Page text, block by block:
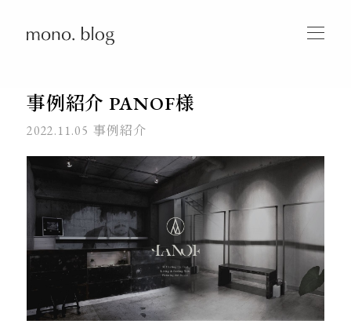
事例紹介 PANOF様
2022.11.05 事例紹介